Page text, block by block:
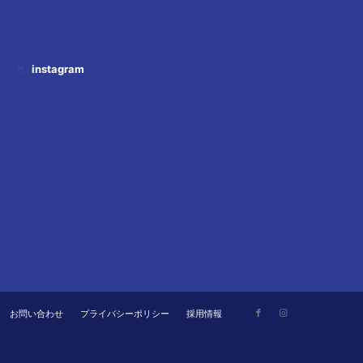
instagram
お問い合わせ プライバシーポリシー 採用情報